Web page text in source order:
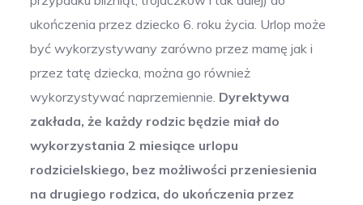
ukończenia przez dziecko 6. roku życia. Urlop może
być wykorzystywany zarówno przez mamę jak i
przez tatę dziecka, można go również
wykorzystywać naprzemiennie. Dyrektywa
zakłada, że każdy rodzic będzie miał do
wykorzystania 2 miesiące urlopu
rodzicielskiego, bez możliwości przeniesienia
na drugiego rodzica, do ukończenia przez